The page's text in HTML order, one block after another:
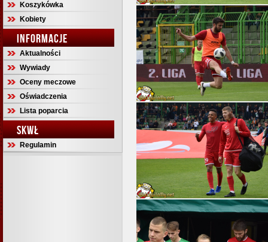
Koszykówka
Kobiety
INFORMACJE
Aktualności
Wywiady
Oceny meczowe
Oświadczenia
Lista poparcia
SKWŁ
Regulamin